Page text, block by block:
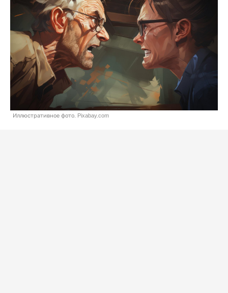
Иллюстративное фото. Pixabay.com